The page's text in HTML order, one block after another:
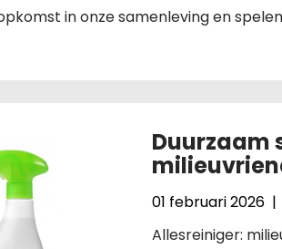
in onze samenleving en
Duurzaam
01 februari 2026
Allesreiniger: